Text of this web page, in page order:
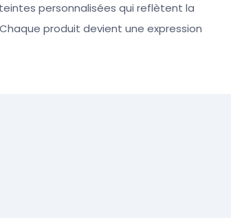
personnalisées qui reflètent la
produit devient une expression